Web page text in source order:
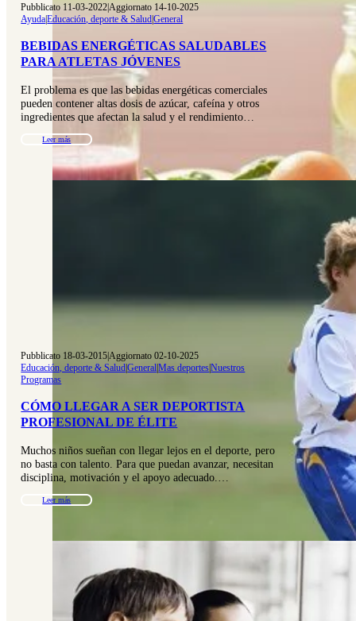
Pubblicato 11-03-2022|Aggiornato 14-10-2025
Ayuda|Educación, deporte & Salud|General
BEBIDAS ENERGÉTICAS SALUDABLES
PARA ATLETAS JÓVENES
El problema es que las bebidas energéticas comerciales
pueden contener altas dosis de azúcar, cafeína y otros
ingredientes que afectan la salud y el rendimiento…
Leer más
Pubblicato 18-03-2015|Aggiornato 02-10-2025
Educación, deporte & Salud|General|Mas deportes|Nuestros
Programas
CÓMO LLEGAR A SER DEPORTISTA
PROFESIONAL DE ÉLITE
Muchos niños sueñan con llegar lejos en el deporte, pero
no basta con talento. Para que puedan avanzar, necesitan
disciplina, motivación y el apoyo adecuado.…
Leer más